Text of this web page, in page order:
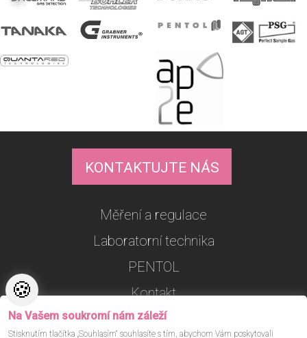
KONTAKTUJTE NÁS
Měření a regulace
Laboratorní technika
PENTOL
Kontakt
Nastavení cookies
🍪
Na Vašem soukromí nám záleží
Stisknutím tlačítka „Souhlasím“ souhlasíte s tím, abychom Vám poskytovali